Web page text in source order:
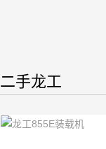
二手龙工